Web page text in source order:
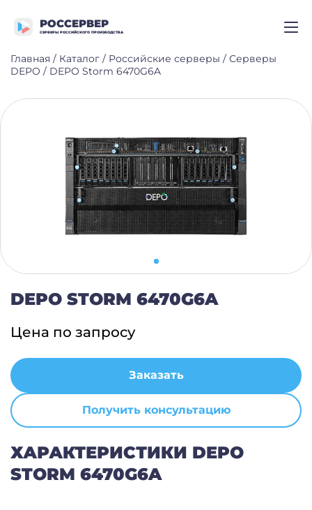
РОССЕРВЕР
СЕРВЕРЫ РОССИЙСКОГО ПРОИЗВОДСТВА
Главная / Каталог / Российские серверы / Серверы
DEPO / DEPO Storm 6470G6A
DEPO STORM 6470G6A
Цена по запросу
Заказать
Получить консультацию
ХАРАКТЕРИСТИКИ DEPO
STORM 6470G6A